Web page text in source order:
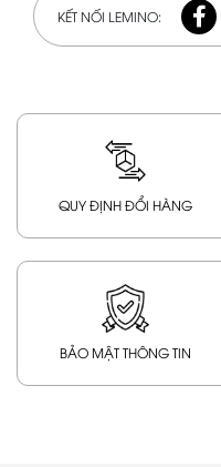
KẾT NỐI LEMINO:
QUY ĐỊNH ĐỔI HÀNG
BẢO MẬT THÔNG TIN